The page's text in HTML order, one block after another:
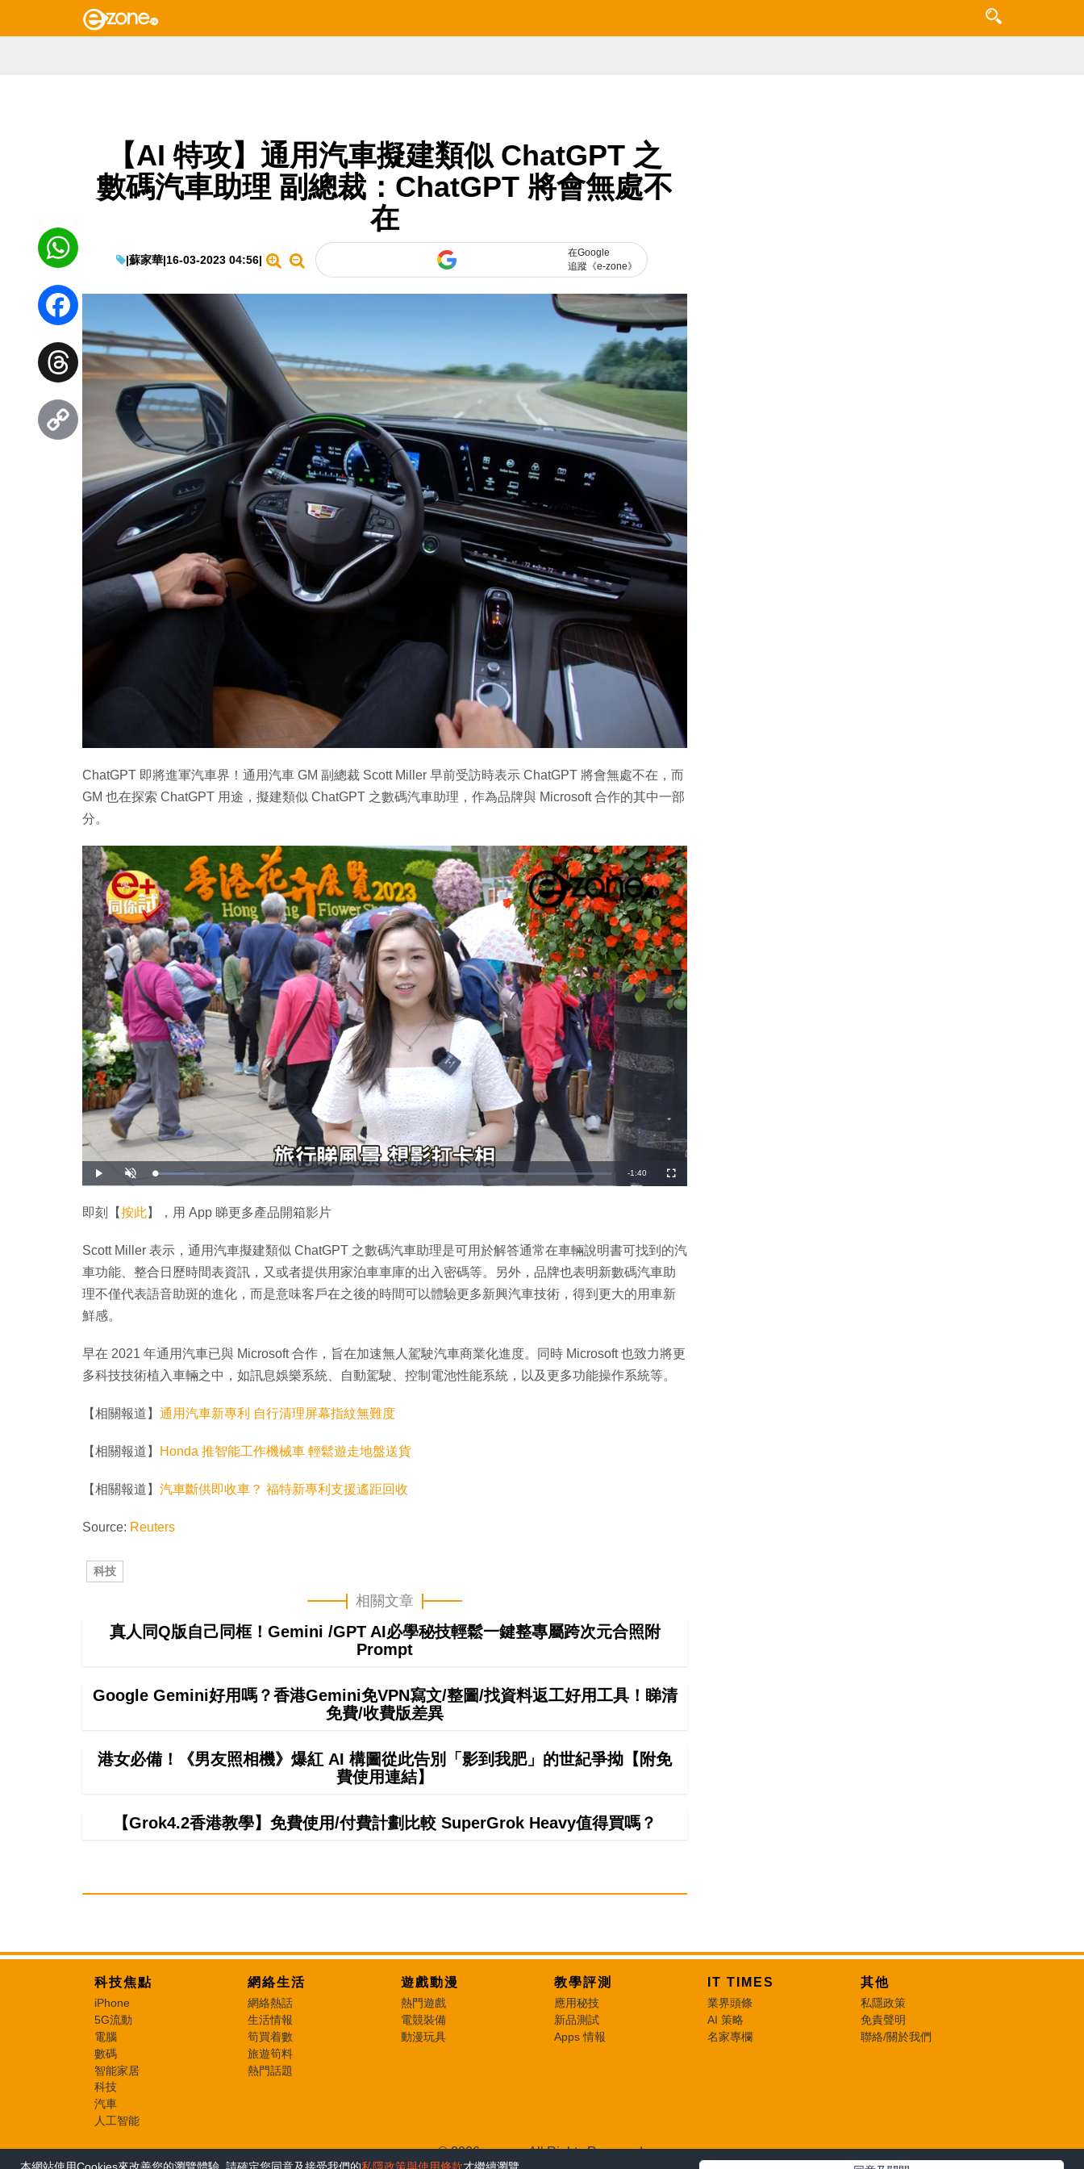
【AI 特攻】通用汽車擬建類似 ChatGPT 之
數碼汽車助理 副總裁：ChatGPT 將會無處不
在
|蘇家華|16-03-2023 04:56|
在Google
追蹤《e-zone》
ChatGPT 即將進軍汽車界！通用汽車 GM 副總裁 Scott Miller 早前受訪時表示 ChatGPT 將會無處不在，而
GM 也在探索 ChatGPT 用途，擬建類似 ChatGPT 之數碼汽車助理，作為品牌與 Microsoft 合作的其中一部
分。
播
放
開
啟
載
入
:
1
%
剩
間
-1:40
全
螢
即刻【按此】，用 App 睇更多產品開箱影片
Scott Miller 表示，通用汽車擬建類似 ChatGPT 之數碼汽車助理是可用於解答通常在車輛說明書可找到的汽
車功能、整合日歷時間表資訊，又或者提供用家泊車車庫的出入密碼等。另外，品牌也表明新數碼汽車助
理不僅代表語音助斑的進化，而是意味客戶在之後的時間可以體驗更多新興汽車技術，得到更大的用車新
鮮感。
早在 2021 年通用汽車已與 Microsoft 合作，旨在加速無人駕駛汽車商業化進度。同時 Microsoft 也致力將更
多科技技術植入車輛之中，如訊息娛樂系統、自動駕駛、控制電池性能系統，以及更多功能操作系統等。
【相關報道】 通用汽車新專利 自行清理屏幕指紋無難度
【相關報道】 Honda 推智能工作機械車 輕鬆遊走地盤送貨
【相關報道】 汽車斷供即收車？ 福特新專利支援遙距回收
Source: Reuters
科技
相關文章
真人同Q版自己同框！Gemini /GPT AI必學秘技輕鬆一鍵整專屬跨次元合照附
Prompt
Google Gemini好用嗎？香港Gemini免VPN寫文/整圖/找資料返工好用工具！睇清
免費/收費版差異
港女必備！《男友照相機》爆紅 AI 構圖從此告別「影到我肥」的世紀爭拗【附免
費使用連結】
【Grok4.2香港教學】免費使用/付費計劃比較 SuperGrok Heavy值得買嗎？
WhatsApp
Facebook
Threads
Link
科技焦點
iPhone
5G流動
電腦
數碼
智能家居
科技
汽車
人工智能
網絡生活
網絡熱話
生活情報
筍買着數
旅遊筍料
熱門話題
遊戲動漫
熱門遊戲
電競裝備
動漫玩具
教學評測
應用秘技
新品測試
Apps 情報
IT TIMES
業界頭條
AI 策略
名家專欄
其他
私隱政策
免責聲明
聯絡/關於我們
© 2026 e-zone. All Rights Reserved.